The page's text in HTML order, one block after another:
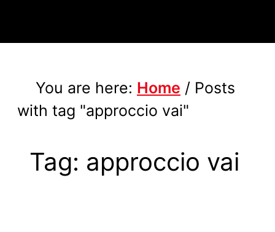
You are here: Home / Posts
with tag "approccio vai"
Tag: approccio vai